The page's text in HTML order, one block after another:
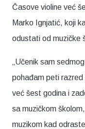
Časove violine već
Marko Ignjatić, koji
odustati od muzičke
„Učenik sam
pohađam peti razred
već šest godina i
sa muzičkom
muzikom kad